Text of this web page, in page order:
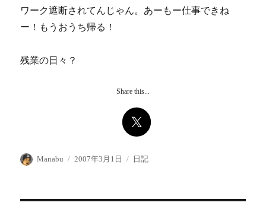
ワーク遮断されてんじゃん。あーもー仕事できね
ー！もうおうち帰る！
残業の日々？
Share this...
投
Manabu
投
2007年3月1日
カ
日記